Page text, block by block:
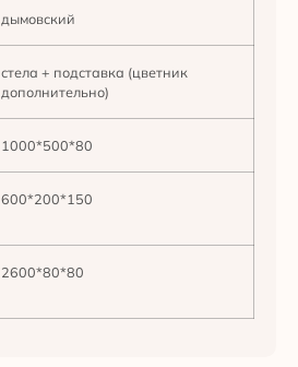
дымовский
стела + подставка (цветник
дополнительно)
1000*500*80
600*200*150
2600*80*80